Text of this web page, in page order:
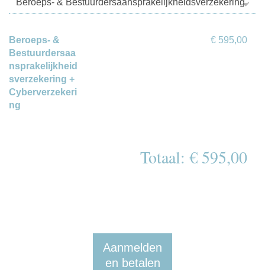
Beroeps- &
Bestuurdersaa
nsprakelijkheid
sverzekering +
Cyberverzekeri
ng
€ 595,00
Totaal: € 595,00
Aanmelden
en betalen